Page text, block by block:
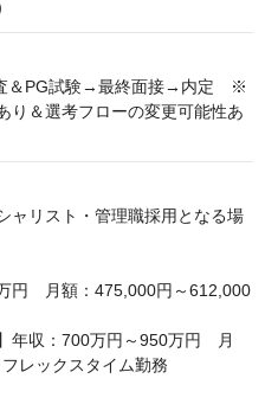
＆PG試験→最終面接→内定　※
り＆選考フローの変更可能性あ
ャリスト・管理職採用となる場
円　月額：475,000円～612,000
年収：700万円～950万円　月
レックスタイム勤務